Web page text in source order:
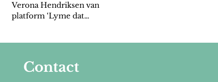
Verona Hendriksen van
platform ‘Lyme dat
Contact